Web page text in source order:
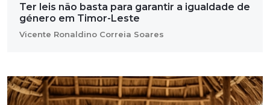
Ter leis não basta para garantir a igualdade de
género em Timor-Leste
Vicente Ronaldino Correia Soares